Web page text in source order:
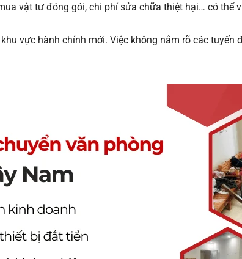
vật tư đóng gói, chi phí sửa chữa thiệt hại… có thể
vực hành chính mới. Việc không nắm rõ các